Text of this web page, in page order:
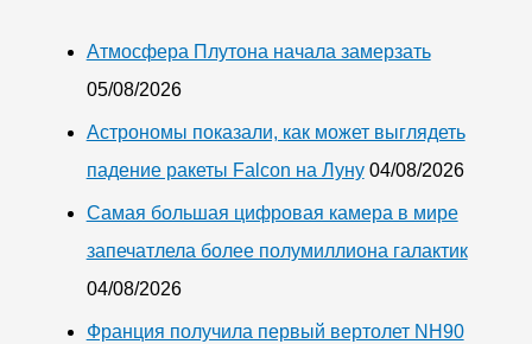
Атмосфера Плутона начала замерзать
05/08/2026
Астрономы показали, как может выглядеть
падение ракеты Falcon на Луну 04/08/2026
Самая большая цифровая камера в мире
запечатлела более полумиллиона галактик
04/08/2026
Франция получила первый вертолет NH90